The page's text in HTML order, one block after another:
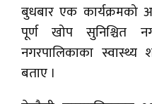
बुधबार एक कार्यक्रमको
पूर्ण खोप सुनिश्चित
नगरपालिकाका
बताए ।